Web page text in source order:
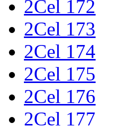
2Cel 172
2Cel 173
2Cel 174
2Cel 175
2Cel 176
2Cel 177